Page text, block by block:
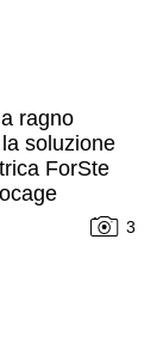
ragno
soluzione
ForSte
3